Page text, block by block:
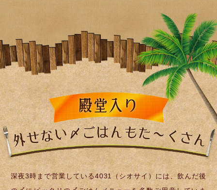
深夜3時まで営業している4031（シオサイ）には、飲んだ後